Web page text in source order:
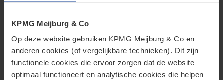
KPMG Meijburg & Co
Op deze website gebruiken KPMG Meijburg & Co en
anderen cookies (of vergelijkbare technieken). Dit zijn
functionele cookies die ervoor zorgen dat de website
optimaal functioneert en analytische cookies die helpen
vervreemding.
Kostenaftrek
Het uitgangspunt van het nieuwe stelsel is dat